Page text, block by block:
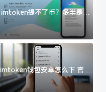
imtoken提不了币？多半是这
几件事没处理好
imtoken钱包安卓怎么下 官方
渠道避坑指南